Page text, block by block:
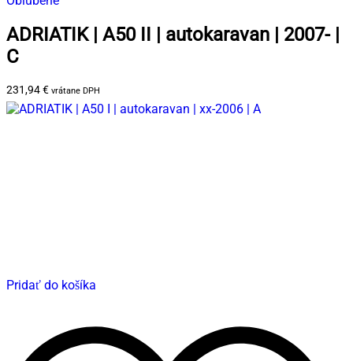
ADRIATIK | A50 II | autokaravan | 2007- |
C
231,94€ vrátane DPH
Pridať do košíka